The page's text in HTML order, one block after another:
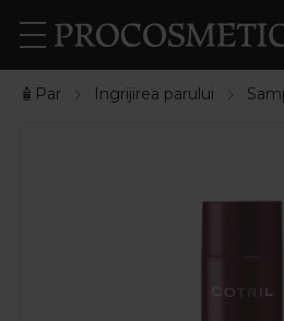
🧴Par Ingrijirea parului